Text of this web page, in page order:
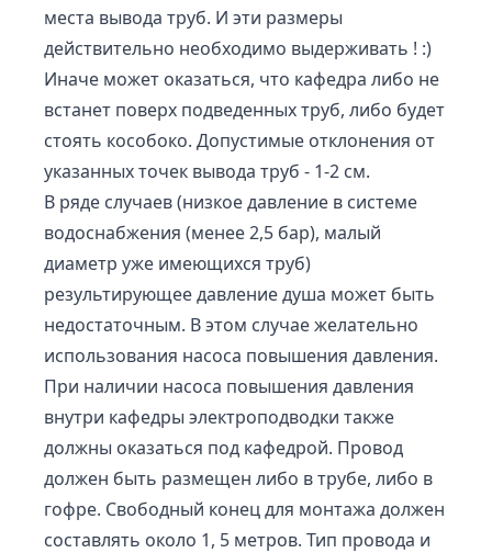
места вывода труб. И эти размеры
действительно необходимо выдерживать ! :)
Иначе может оказаться, что кафедра либо не
встанет поверх подведенных труб, либо будет
стоять кособоко. Допустимые отклонения от
указанных точек вывода труб - 1-2 см.
В ряде случаев (низкое давление в системе
водоснабжения (менее 2,5 бар), малый
диаметр уже имеющихся труб)
результирующее давление душа может быть
недостаточным. В этом случае желательно
использования насоса повышения давления.
При наличии насоса повышения давления
внутри кафедры электроподводки также
должны оказаться под кафедрой. Провод
должен быть размещен либо в трубе, либо в
гофре. Свободный конец для монтажа должен
составлять около 1, 5 метров. Тип провода и